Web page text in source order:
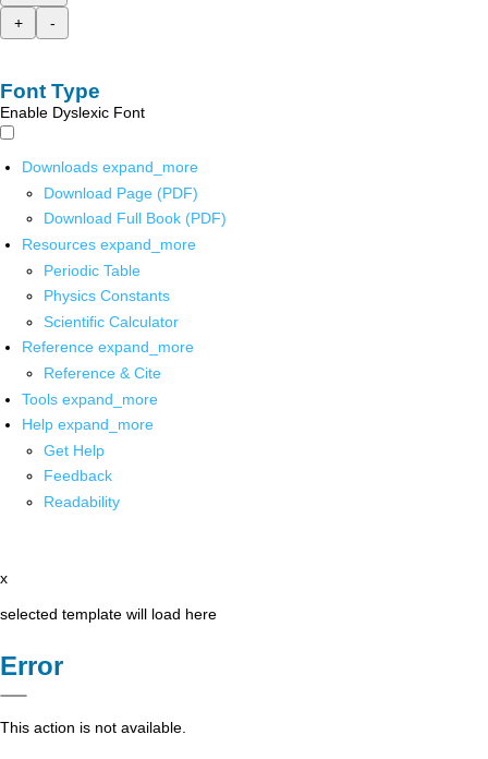
+
-
Font Type
Enable Dyslexic Font
Downloads expand_more
Download Page (PDF)
Download Full Book (PDF)
Resources expand_more
Periodic Table
Physics Constants
Scientific Calculator
Reference expand_more
Reference & Cite
Tools expand_more
Help expand_more
Get Help
Feedback
Readability
x
selected template will load here
Error
This action is not available.